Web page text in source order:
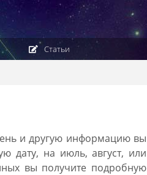
Статьи
и другую информацию вы
дату, на июль, август, или
вы получите подробную